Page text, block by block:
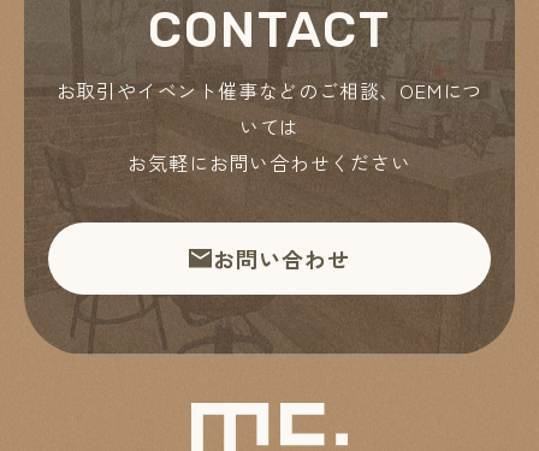
CONTACT
お取引やイベント催事などのご相談、OEMにつ
いては
お気軽にお問い合わせください
お問い合わせ